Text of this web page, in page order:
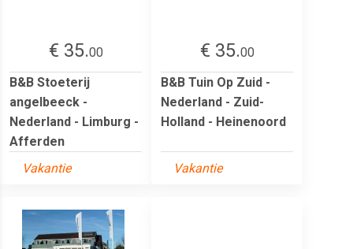
€ 35.00
B&B Stoeterij
angelbeeck -
Nederland - Limburg -
Afferden
Vakantie
€ 35.00
B&B Tuin Op Zuid -
Nederland - Zuid-
Holland - Heinenoord
Vakantie